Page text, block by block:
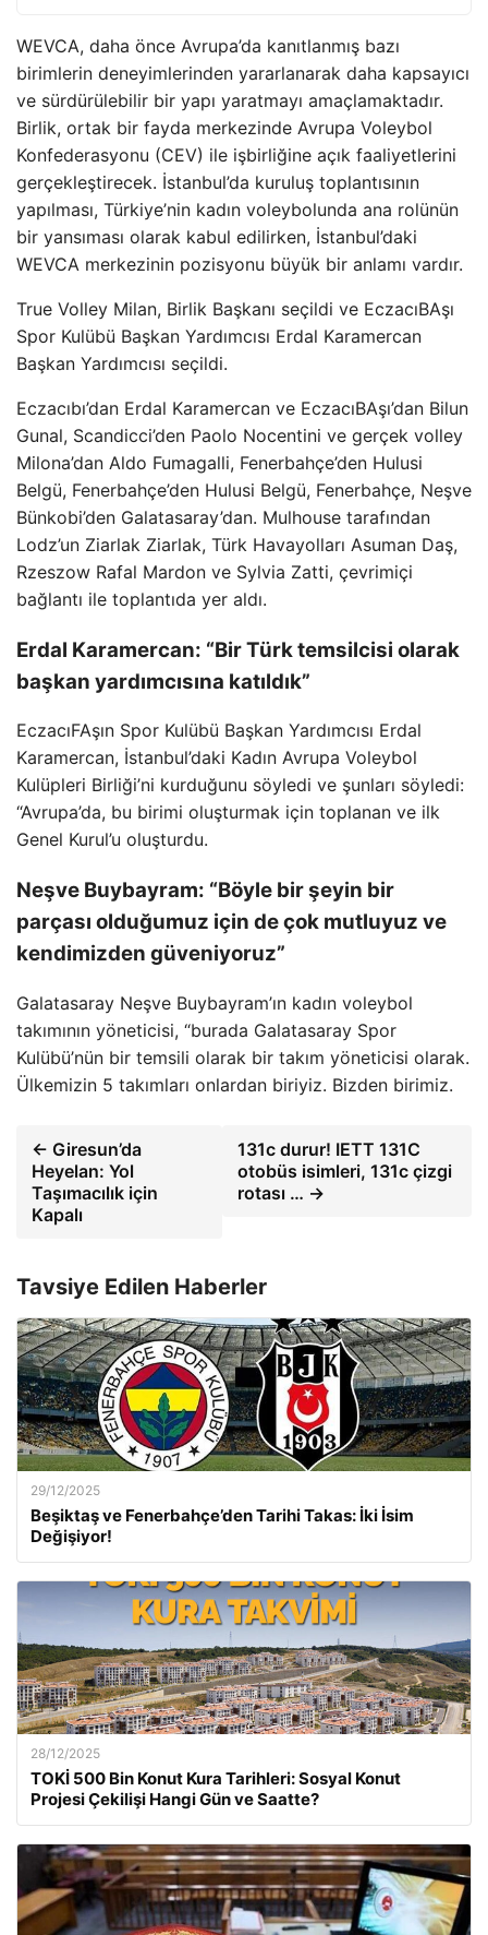
WEVCA, daha önce Avrupa’da kanıtlanmış bazı
birimlerin deneyimlerinden yararlanarak daha kapsayıcı
ve sürdürülebilir bir yapı yaratmayı amaçlamaktadır.
Birlik, ortak bir fayda merkezinde Avrupa Voleybol
Konfederasyonu (CEV) ile işbirliğine açık faaliyetlerini
gerçekleştirecek. İstanbul’da kuruluş toplantısının
yapılması, Türkiye’nin kadın voleybolunda ana rolünün
bir yansıması olarak kabul edilirken, İstanbul’daki
WEVCA merkezinin pozisyonu büyük bir anlamı vardır.
True Volley Milan, Birlik Başkanı seçildi ve EczacıBAşı
Spor Kulübü Başkan Yardımcısı Erdal Karamercan
Başkan Yardımcısı seçildi.
Eczacıbı’dan Erdal Karamercan ve EczacıBAşı’dan Bilun
Gunal, Scandicci’den Paolo Nocentini ve gerçek volley
Milona’dan Aldo Fumagalli, Fenerbahçe’den Hulusi
Belgü, Fenerbahçe’den Hulusi Belgü, Fenerbahçe, Neşve
Bünkobi’den Galatasaray’dan. Mulhouse tarafından
Lodz’un Ziarlak Ziarlak, Türk Havayolları Asuman Daş,
Rzeszow Rafal Mardon ve Sylvia Zatti, çevrimiçi
bağlantı ile toplantıda yer aldı.
Erdal Karamercan: “Bir Türk temsilcisi olarak
başkan yardımcısına katıldık”
EczacıFAşın Spor Kulübü Başkan Yardımcısı Erdal
Karamercan, İstanbul’daki Kadın Avrupa Voleybol
Kulüpleri Birliği’ni kurduğunu söyledi ve şunları söyledi:
“Avrupa’da, bu birimi oluşturmak için toplanan ve ilk
Genel Kurul’u oluşturdu.
Neşve Buybayram: “Böyle bir şeyin bir
parçası olduğumuz için de çok mutluyuz ve
kendimizden güveniyoruz”
Galatasaray Neşve Buybayram’ın kadın voleybol
takımının yöneticisi, “burada Galatasaray Spor
Kulübü’nün bir temsili olarak bir takım yöneticisi olarak.
Ülkemizin 5 takımları onlardan biriyiz. Bizden birimiz.
← Giresun’da
Heyelan: Yol
Taşımacılık için
Kapalı
131c durur! IETT 131C
otobüs isimleri, 131c çizgi
rotası … →
Tavsiye Edilen Haberler
29/12/2025
Beşiktaş ve Fenerbahçe’den Tarihi Takas: İki İsim
Değişiyor!
28/12/2025
TOKİ 500 Bin Konut Kura Tarihleri: Sosyal Konut
Projesi Çekilişi Hangi Gün ve Saatte?